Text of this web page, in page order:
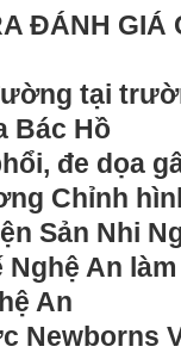
ĐÁNH GIÁ
tại
Bác Hồ
đe dọa
Chỉnh
Sản Nhi
Nghệ An
An
Newborns